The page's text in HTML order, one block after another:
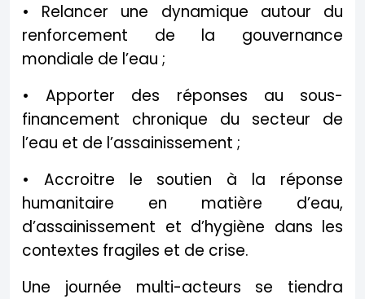
• Relancer une dynamique autour du
renforcement de la gouvernance
mondiale de l’eau ;
• Apporter des réponses au sous-
financement chronique du secteur de
l’eau et de l’assainissement ;
• Accroitre le soutien à la réponse
humanitaire en matière d’eau,
d’assainissement et d’hygiène dans les
contextes fragiles et de crise.
Une journée multi-acteurs se tiendra